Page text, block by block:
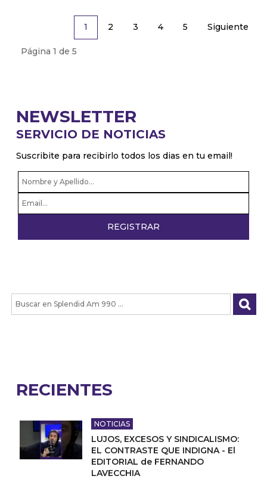
1 2 3 4 5 Siguiente
Página 1 de 5
NEWSLETTER
SERVICIO DE NOTICIAS
Suscribite para recibirlo todos los dias en tu email!
RECIENTES
NOTICIAS
LUJOS, EXCESOS Y SINDICALISMO:
EL CONTRASTE QUE INDIGNA - El
EDITORIAL de FERNANDO
LAVECCHIA